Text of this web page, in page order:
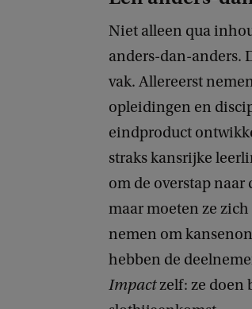
Niet alleen qua
anders-dan-anders.
vak. Allereerst
opleidingen en
eindproduct
straks kansrijke
om de overstap
maar moeten ze
nemen om
hebben de
Impactzelf: ze doen